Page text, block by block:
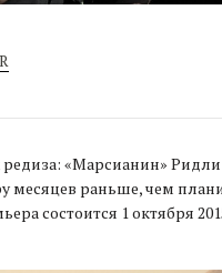
редиза: «Марсианин»
месяцев раньше, чем
состоится 1 октября